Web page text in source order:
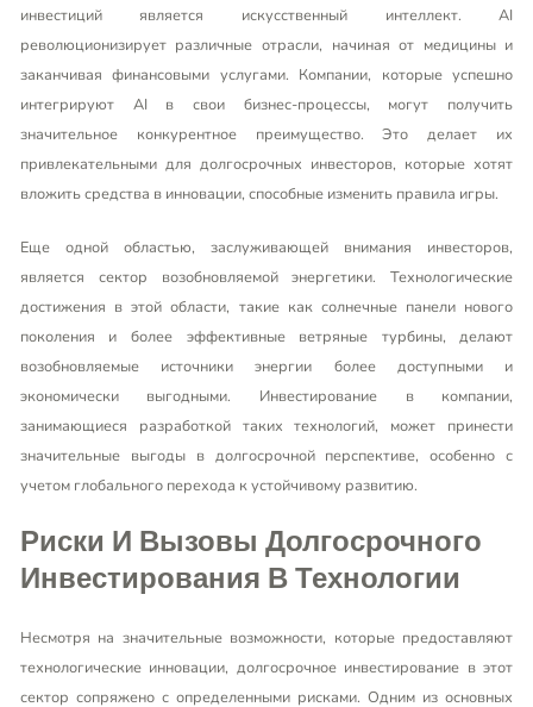
инвестиций является искусственный интеллект. AI
революционизирует различные отрасли, начиная от медицины и
заканчивая финансовыми услугами. Компании, которые успешно
интегрируют AI в свои бизнес-процессы, могут получить
значительное конкурентное преимущество. Это делает их
привлекательными для долгосрочных инвесторов, которые хотят
вложить средства в инновации, способные изменить правила игры.
Еще одной областью, заслуживающей внимания инвесторов,
является сектор возобновляемой энергетики. Технологические
достижения в этой области, такие как солнечные панели нового
поколения и более эффективные ветряные турбины, делают
возобновляемые источники энергии более доступными и
экономически выгодными. Инвестирование в компании,
занимающиеся разработкой таких технологий, может принести
значительные выгоды в долгосрочной перспективе, особенно с
учетом глобального перехода к устойчивому развитию.
Риски И Вызовы Долгосрочного
Инвестирования В Технологии
Несмотря на значительные возможности, которые предоставляют
технологические инновации, долгосрочное инвестирование в этот
сектор сопряжено с определенными рисками. Одним из основных